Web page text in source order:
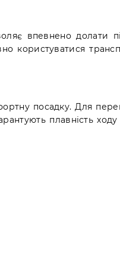
впевнено долати
користуватися
посадку. Для
плавність ходу